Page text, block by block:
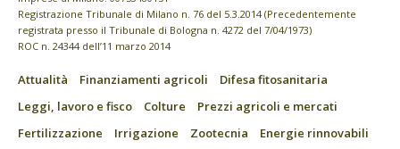
Registrazione Tribunale di Milano n. 76 del 5.3.2014 (Precedentemente
registrata presso il Tribunale di Bologna n. 4272 del 7/04/1973)
ROC n. 24344 dell’11 marzo 2014
Attualità Finanziamenti agricoli
Difesa fitosanitaria
Leggi, lavoro e fisco
Colture
Prezzi agricoli e mercati
Fertilizzazione
Irrigazione Zootecnia
Energie rinnovabili